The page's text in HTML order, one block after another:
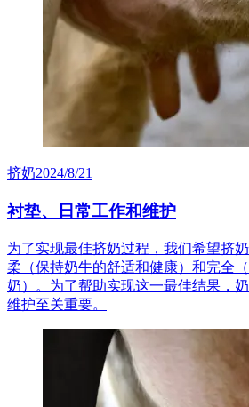
挤奶2024/8/21
衬垫、日常工作和维护
为了实现最佳挤奶过程，我们希望挤
柔（保持奶牛的舒适和健康）和完全
奶）。为了帮助实现这一最佳结果，
维护至关重要。